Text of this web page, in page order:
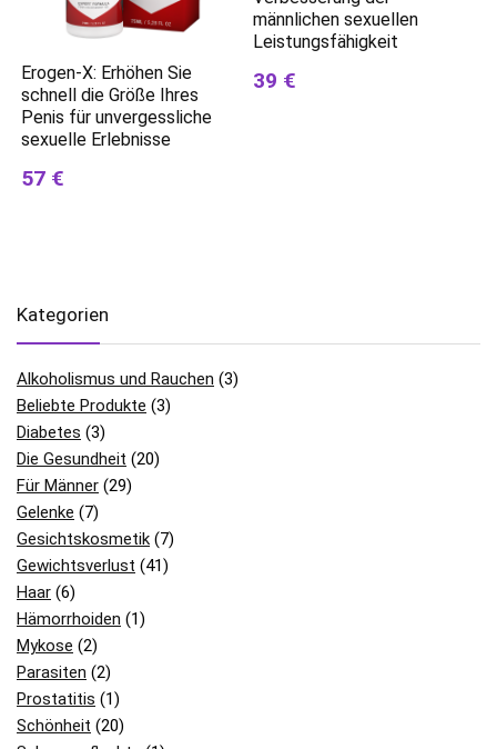
Erogen-X: Erhöhen Sie
schnell die Größe Ihres
Penis für unvergessliche
sexuelle Erlebnisse
57 €
männlichen sexuellen
Leistungsfähigkeit
39 €
Kategorien
Alkoholismus und Rauchen (3)
Beliebte Produkte (3)
Diabetes (3)
Die Gesundheit (20)
Für Männer (29)
Gelenke (7)
Gesichtskosmetik (7)
Gewichtsverlust (41)
Haar (6)
Hämorrhoiden (1)
Mykose (2)
Parasiten (2)
Prostatitis (1)
Schönheit (20)